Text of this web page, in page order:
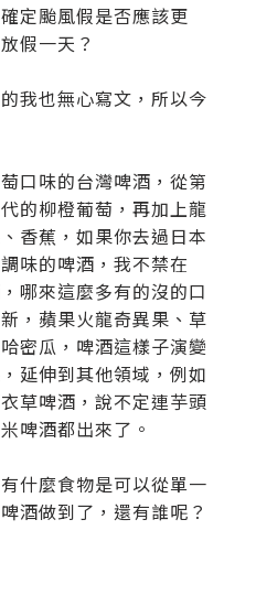
定颱風假是否應該更
假一天？
我也無心寫文，所以今
口味的台灣啤酒，從第
的柳橙葡萄，再加上龍
香蕉，如果你去過日本
味的啤酒，我不禁在
哪來這麼多有的沒的口
，蘋果火龍奇異果、草
密瓜，啤酒這樣子演變
延伸到其他領域，例如
草啤酒，說不定連芋頭
啤酒都出來了。
什麼食物是可以從單一
酒做到了，還有誰呢？